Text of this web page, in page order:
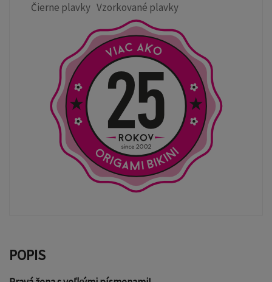
Čierne plavky Vzorkované plavky
POPIS